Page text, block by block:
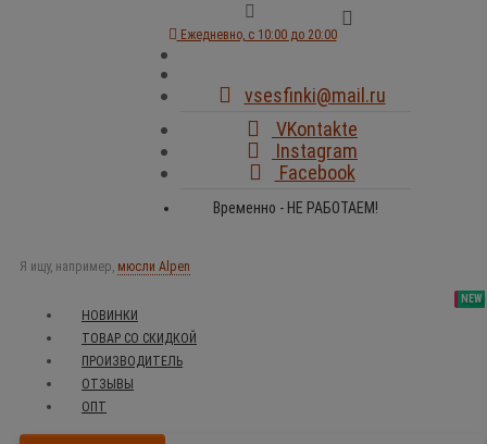
Ежедневно, с 10:00 до 20:00
vsesfinki@mail.ru
VKontakte
Instagram
Facebook
Временно - НЕ РАБОТАЕМ!
Я ищу, например, мюсли Alpen
NEW
НОВИНКИ
SALE
ТОВАР СО СКИДКОЙ
NEW
ПРОИЗВОДИТЕЛЬ
NEW
ОТЗЫВЫ
ОПТ